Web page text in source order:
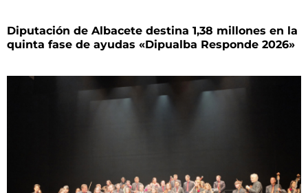
Diputación de Albacete destina 1,38 millones en la
quinta fase de ayudas «Dipualba Responde 2026»